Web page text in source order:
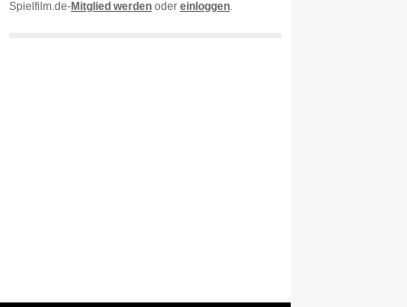
Spielfilm.de-Mitglied werden oder einloggen